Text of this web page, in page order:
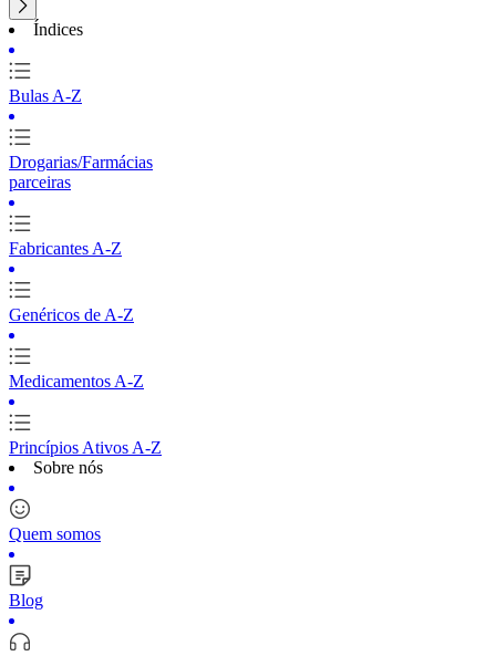
Índices
Bulas A-Z
Drogarias/Farmácias
parceiras
Fabricantes A-Z
Genéricos de A-Z
Medicamentos A-Z
Princípios Ativos A-Z
Sobre nós
Quem somos
Blog